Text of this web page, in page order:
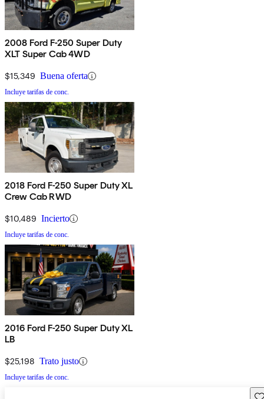
2008 Ford F-250 Super Duty
XLT Super Cab 4WD
$15,349 Buena oferta
Incluye tarifas de conc.
2018 Ford F-250 Super Duty XL
Crew Cab RWD
$10,489 Incierto
Incluye tarifas de conc.
2016 Ford F-250 Super Duty XL
LB
$25,198 Trato justo
Incluye tarifas de conc.